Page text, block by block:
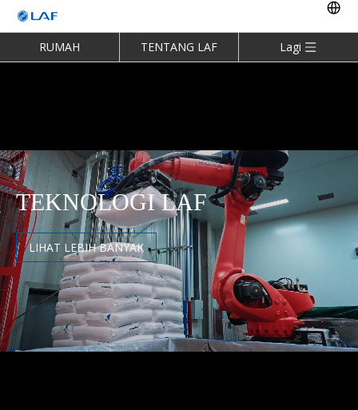
RUMAH TENTANG LAF Lagi
TEKNOLOGI LAF
LIHAT LEBIH BANYAK